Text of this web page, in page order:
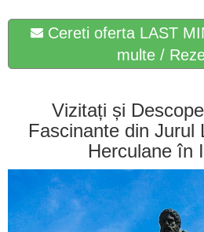
Cereti oferta LAST
multe /
Vizitați și
Fascinante din Jurul
Herculane în